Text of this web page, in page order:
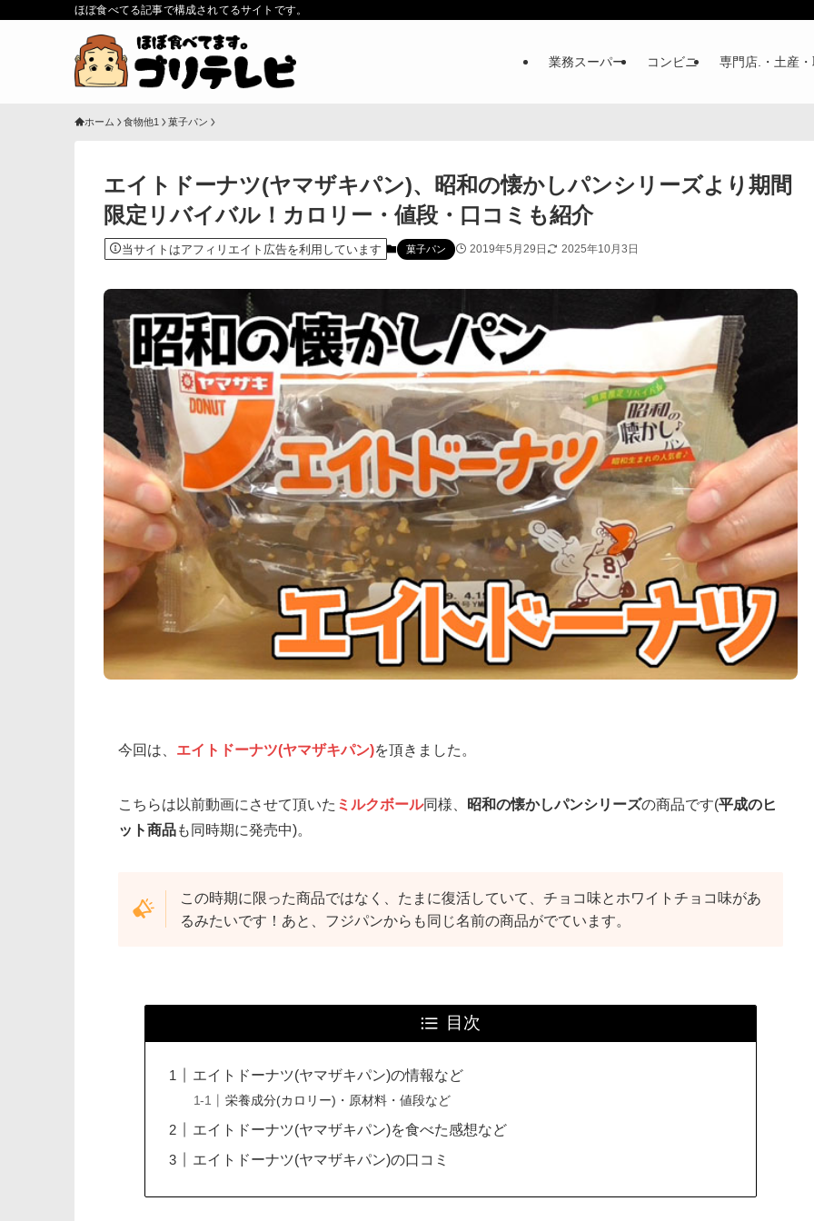
ほぼ食べてる記事で構成されてるサイトです。
業務スーパー コンビニ 専門店.・土産
ホーム 食物他1 菓子パン
エイトドーナツ(ヤマザキパン)、昭和の懐かしパンシリーズより期間
限定リバイバル！カロリー・値段・口コミも紹介
当サイトはアフィリエイト広告を利用しています 菓子パン 2019年5月29日 2025年10月3日
今回は、 エイトドーナツ(ヤマザキパン)を頂きました。
こちらは以前動画にさせて頂いた ミルクボール同様、 昭和の懐かしパンシリーズの商品です(平成のヒ
ット商品も同時期に発売中)。
この時期に限った商品ではなく、たまに復活していて、チョコ味とホワイトチョコ味があ
るみたいです！あと、フジパンからも同じ名前の商品がでています。
目次
エイトドーナツ(ヤマザキパン)の情報など
栄養成分(カロリー)・原材料・値段など
エイトドーナツ(ヤマザキパン)を食べた感想など
エイトドーナツ(ヤマザキパン)の口コミ